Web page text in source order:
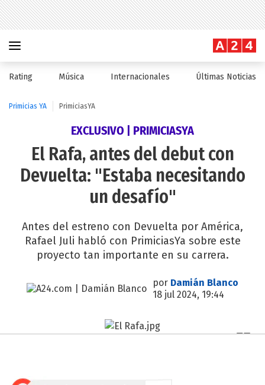
Rating Música Internacionales Últimas Noticias
Primicias YA PrimiciasYA
EXCLUSIVO | PRIMICIASYA
El Rafa, antes del debut con
Devuelta: "Estaba necesitando
un desafío"
Antes del estreno con Devuelta por América,
Rafael Juli habló con PrimiciasYa sobre este
proyecto tan importante en su carrera.
por Damián Blanco
18 jul 2024, 19:44